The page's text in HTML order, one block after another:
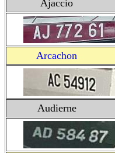
Ajaccio
Arcachon
Audierne